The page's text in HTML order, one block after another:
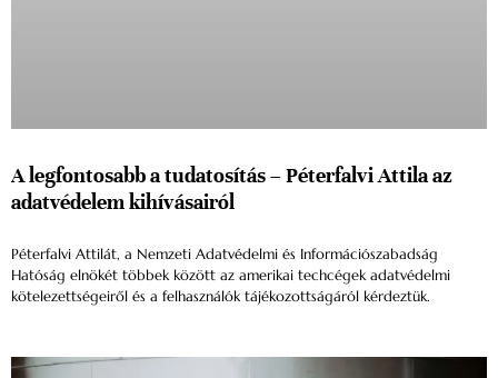
A legfontosabb a tudatosítás – Péterfalvi Attila az
adatvédelem kihívásairól
Péterfalvi Attilát, a Nemzeti Adatvédelmi és Információszabadság
Hatóság elnökét többek között az amerikai techcégek adatvédelmi
kötelezettségeiről és a felhasználók tájékozottságáról kérdeztük.